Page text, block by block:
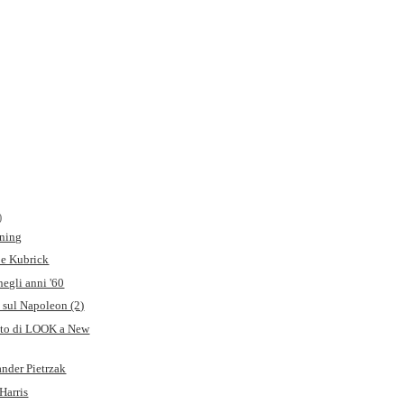
e Kubrick
anni '60
Napoleon (2)
di LOOK a New
Pietrzak